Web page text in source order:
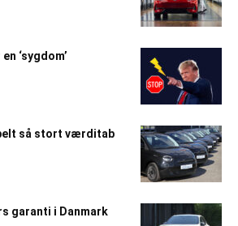
‘sygdom’
så stort værditab
garanti i Danmark